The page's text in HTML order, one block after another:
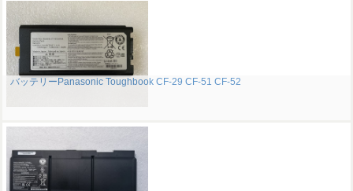
バッテリーPanasonic Toughbook CF-29 CF-51 CF-52